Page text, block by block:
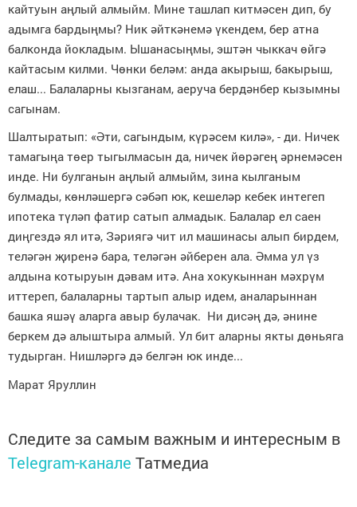
кайтуын аңлый алмыйм. Мине ташлап китмәсен дип, бу
адымга бардыңмы? Ник әйткәнемә үкендем, бер атна
балконда йокладым. Ышанасыңмы, эштән чыккач өйгә
кайтасым килми. Чөнки беләм: анда акырыш, бакырыш,
елаш... Балаларны кызганам, аеруча бердәнбер кызымны
сагынам.
Шалтыратып: «Әти, сагындым, күрәсем килә», - ди. Ничек
тамагыңа төер тыгылмасын да, ничек йөрәгең әрнемәсен
инде. Ни булганын аңлый алмыйм, зина кылганым
булмады, көнләшергә сәбәп юк, кешеләр кебек интегеп
ипотека түләп фатир сатып алмадык. Балалар ел саен
диңгездә ял итә, Зәриягә чит ил машинасы алып бирдем,
теләгән җиренә бара, теләгән әйберен ала. Әмма ул үз
алдына котыруын дәвам итә. Ана хокукыннан мәхрүм
иттереп, балаларны тартып алыр идем, аналарыннан
башка яшәү аларга авыр булачак. Ни дисәң дә, әнине
беркем дә алыштыра алмый. Ул бит аларны якты дөньяга
тудырган. Нишләргә дә белгән юк инде...
Марат Яруллин
Следите за самым важным и интересным в
Telegram-канале Татмедиа